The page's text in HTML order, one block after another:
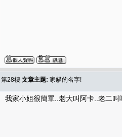
第28樓 文章主題: 家貓的名字!
我家小姐很簡單..老大叫阿卡..老二